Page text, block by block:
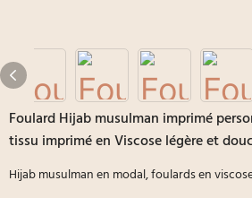
Foulard Hijab musulman imprimé
tissu imprimé en Viscose légère et
Hijab musulman en modal, foulards en